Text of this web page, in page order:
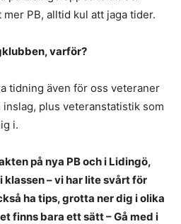
PB, alltid kul att jaga tider.
varför?
tidning även för oss veteraner
plus veteranstatistik som
i.
på nya PB och i Lidingö,
klassen – vi har lite svårt för
ha tips, grotta ner dig i olika
finns bara ett sätt – Gå med i